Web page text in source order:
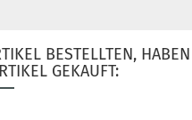
BESTELLTEN, HABEN
GEKAUFT: